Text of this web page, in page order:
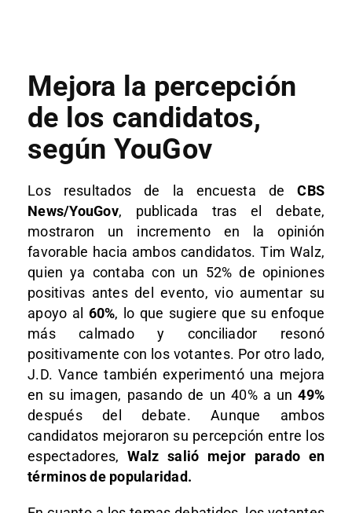
Mejora la percepción
de los candidatos,
según YouGov
Los resultados de la encuesta deCBS
News/YouGov, publicada tras el debate,
mostraron un incremento en la opinión
favorable hacia ambos candidatos. Tim Walz,
quien ya contaba con un 52% de opiniones
positivas antes del evento, vio aumentar su
apoyo al 60%, lo que sugiere que su enfoque
más calmado y conciliador resonó
positivamente con los votantes. Por otro lado,
J.D. Vance también experimentó una mejora
en su imagen, pasando de un 40% a un49%
después del debate. Aunque ambos
candidatos mejoraron su percepción entre los
espectadores, Walz salió mejor parado en
términos de popularidad.